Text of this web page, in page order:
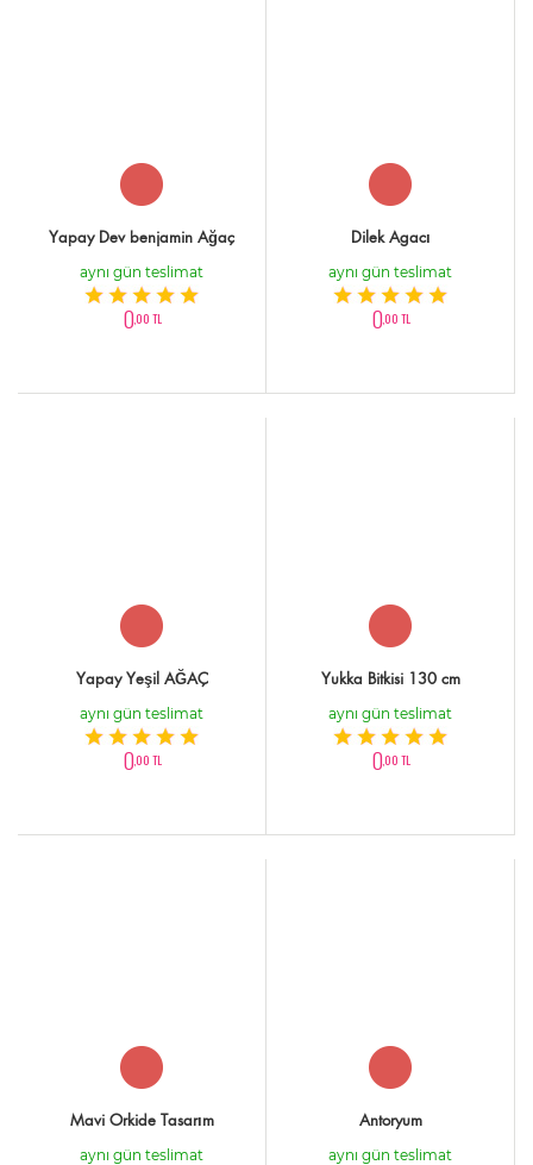
Yapay Dev benjamin Ağaç
aynı gün teslimat
0,00 TL
Dilek Agacı
aynı gün teslimat
0,00 TL
Yapay Yeşil AĞAÇ
aynı gün teslimat
0,00 TL
Yukka Bitkisi 130 cm
aynı gün teslimat
0,00 TL
Mavi Orkide Tasarım
aynı gün teslimat
Antoryum
aynı gün teslimat